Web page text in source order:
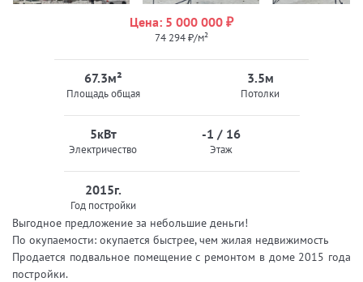
Цена: 5 000 000 ₽
74 294 ₽/м²
67.3м²
Площадь общая
3.5м
Потолки
5кВт
Электричество
-1 / 16
Этаж
2015г.
Год постройки
Выгодное предложение за небольшие деньги!
По окупаемости: окупается быстрее, чем жилая недвижимость
Продается подвальное помещение с ремонтом в доме 2015 года
постройки.